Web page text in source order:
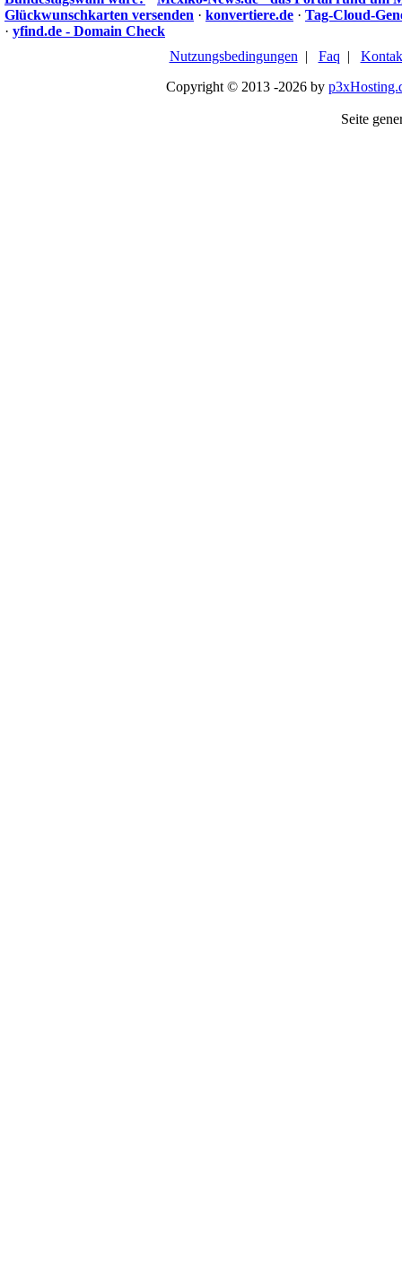
Glückwunschkarten versenden · konvertiere.de · Tag-Cloud-
· yfind.de - Domain Check
Nutzungsbedingungen | Faq |
Copyright © 2013 -2026 by
Seite